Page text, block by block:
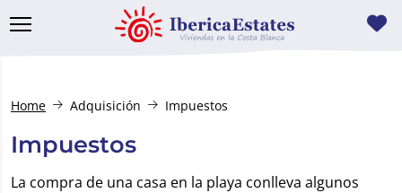
Home Adquisición Impuestos
Impuestos
La compra de una casa en la playa conlleva algunos